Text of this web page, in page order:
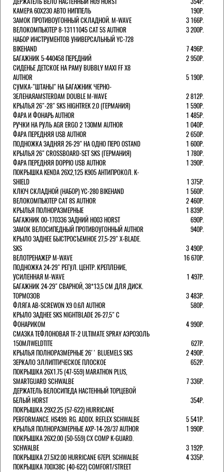
КАМЕРА 60X230 АВТО НИППЕЛЬ
190Р.
ЗАМОК ПРОТИВОУГОННЫЙ СКЛАДНОЙ. M-WAVE
3 166Р.
ВЕЛОКОМПЬЮТЕР 8-13111045 CAT 5S AUTHOR
3 200Р.
НАБОР ИНСТРУМЕНТОВ УНИВЕРСАЛЬНЫЙ YC-728
BIKEHAND
7 496Р.
БАГАЖНИК 5-440458 ПЕРЕДНИЙ
2 950Р.
СИДЕНЬЕ ДЕТСКОЕ НА РАМУ BUBBLY MAXI FF X8
AUTHOR
5 190Р.
СУМКА-"ШТАНЫ" НА БАГАЖНИК ЧЕРНО-
ЗЕЛЕНАЯAMSTERDAM DOUBLE M-WAVE
2 812Р.
КРЫЛЬЯ 26"-28" SKS HIGHTREK 2.0 (ГЕРМАНИЯ)
1 590Р.
ФАРА И ФОНАРЬ AUTHOR
1 485Р.
РУЧКИ НА РУЛЬ AGR ERGO 2 130ММ AUTHOR
1 040Р.
ФАРА ПЕРЕДНЯЯ USB AUTHOR
2 650Р.
ПОДНОЖКА ЗАДНЯЯ 26-29" НА ОДНО ПЕРО OSTAND
1 600Р.
КРЫЛЬЯ 26" CROSSBOARD-SET SKS (ГЕРМАНИЯ)
1 780Р.
ФАРА ПЕРЕДНЯЯ DOPPIO USB AUTHOR
1 390Р.
ПОКРЫШКА KENDA 26Х2,125 K905 АНТИПРОКОЛ. K-
SHIELD
1 375Р.
КЛЮЧ СКЛАДНОЙ (НАБОР) YC-280 BIKEHAND
1 560Р.
ВЕЛОКОМПЬЮТЕР CAT 8S AUTHOR
2 460Р.
КРЫЛЬЯ ПОЛНОРАЗМЕРНЫЕ
1 839Р.
БАГАЖНИК 00-170336 ЗАДНИЙ H003 HORST
690Р.
ЗАМОК ВЕЛОСИПЕДНЫЙ ПРОТИВОУГОННЫЙ AUTHOR
940Р.
КРЫЛО ЗАДНЕЕ БЫСТРОСЪЕМНОЕ 27,5-29" X-BLADE.
SKS
3 490Р.
ВЕЛОТРЕНАЖЕР M-WAVE
16 670Р.
ПОДНОЖКА 24-29" РЕГУЛ. ЦЕНТР. КРЕПЛЕНИЕ,
УСИЛЕННАЯ M-WAVE
1 497Р.
БАГАЖНИК 24-29" СВАРНОЙ, 38*13,5 СМ ДЛЯ ДИСК.
ТОРМОЗОВ
3 483Р.
ФЛЯГА AB-SCREWON X9 0.6Л AUTHOR
580Р.
КРЫЛО ЗАДНЕЕ SKS NIGHTBLADE 26-27,5" С
ФОНАРИКОМ
4 990Р.
СМАЗКА ТЕФЛОНОВАЯ TF-2 ULTIMATE SPRAY АЭРОЗОЛЬ
150МЛWELDTITE
627Р.
КРЫЛЬЯ ПОЛНОРАЗМЕРНЫЕ 26'' BLUEMELS SKS
2 490Р.
ЗЕРКАЛО ЭЛЛИПТИЧЕСКОЕ ПЛОСКОЕ
652Р.
ПОКРЫШКА 26X1.75 (47-559) MARATHON PLUS,
SMARTGUARD SCHWALBE
7 336Р.
ДЕРЖАТЕЛЬ ВЕЛОCИПЕДА НАСТЕННЫЙ ТОРЦЕВОЙ
БЕЛЫЙ HORST
354Р.
ПОКРЫШКА 29X2.25 (57-622) HURRICANE
PERFORMANCE. HS499. RG. ADDIX. REFLEX SCHWALBE
5 541Р.
КРЫЛЬЯ ПОЛНОРАЗМЕРНЫЕ AXP-14-28/37 AUTHOR
1 990Р.
ПОКРЫШКА 26X2.00 (50-559) CX COMP K-GUARD.
SCHWALBE
3 192Р.
ПОКРЫШКА 27.5X2.00 HURRICANE 67EPI. SCHWALBE
4 335Р.
ПОКРЫШКА 700X38С (40-622) COMFORT/STREET